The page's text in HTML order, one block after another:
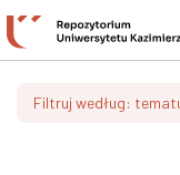
Filtruj według: